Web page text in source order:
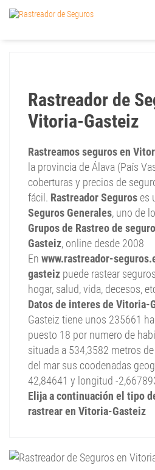
Rastreador de
Vitoria-Gasteiz
Rastreamos seguros en
la provincia de Álava (País
coberturas y precios de
fácil. Rastreador Seguros es
Seguros Generales, uno de
Grupos de Rastreo de
Gasteiz, online desde 2008
En www.rastreador-
gasteiz puede rastear
hogar, salud, vida, decesos,
Datos de interes de Vitoria-
Gasteiz tiene unos 235661
puesto 18 por numero de
situada a 534,3582 metros
del mar sus coodenadas
42,84641 y longitud -
Elija a continuación el tipo
rastrear en Vitoria-Gasteiz